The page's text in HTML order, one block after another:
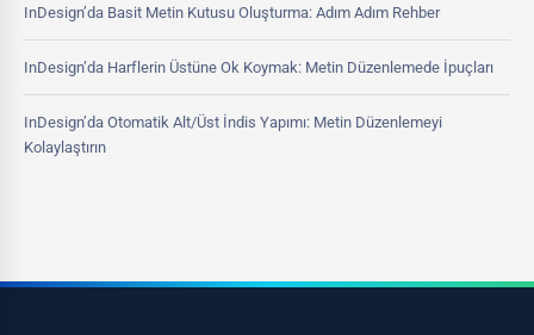
InDesign’da Basit Metin Kutusu Oluşturma: Adım Adım Rehber
InDesign’da Harflerin Üstüne Ok Koymak: Metin Düzenlemede İpuçları
InDesign’da Otomatik Alt/Üst İndis Yapımı: Metin Düzenlemeyi
Kolaylaştırın